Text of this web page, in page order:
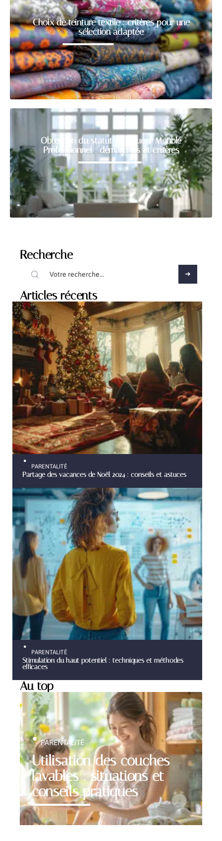
Choix de teinture textile : critères pour une
sélection adaptée
Obtention du statut de Loueur Meublé
Professionnel : démarches et critères
Recherche
Articles récents
PARENTALITÉ
Partage des vacances de Noël 2024 : conseils et astuces
PARENTALITÉ
Stimulation du haut potentiel : techniques et méthodes
efficaces
Au top
Utilisation des couches
lavables : situations et
conseils pratiques
PARENTALITÉ